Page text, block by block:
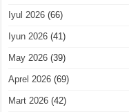
Iyul 2026 (66)
Iyun 2026 (41)
May 2026 (39)
Aprel 2026 (69)
Mart 2026 (42)